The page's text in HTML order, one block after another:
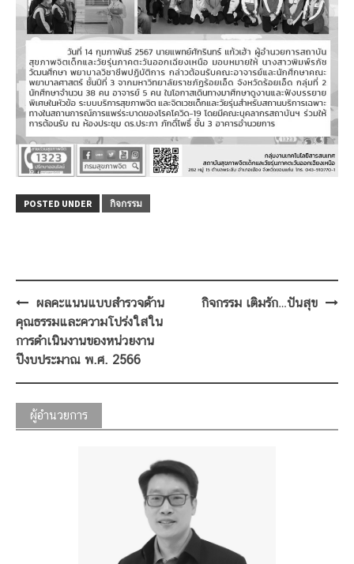
POSTED UNDER กิจกรรม
Post
navigation
ผลคะแนนแบบสำรวจด้าน
คุณธรรมและความโปร่งใสใน
การดำเนินงานของหน่วยงาน
ปีงบประมาณ พ.ศ. 2566
กิจกรรม เติมรัก…ปันสุข
ผู้อำนวยการ